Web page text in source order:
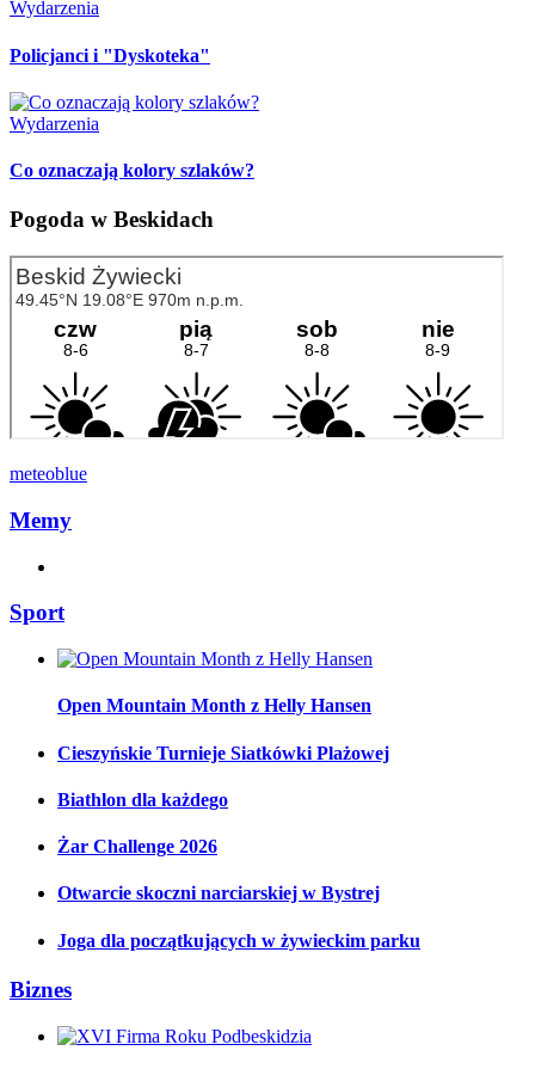
Wydarzenia
Policjanci i "Dyskoteka"
Wydarzenia
Co oznaczają kolory szlaków?
Pogoda w Beskidach
meteoblue
Memy
Sport
Open Mountain Month z Helly Hansen
Cieszyńskie Turnieje Siatkówki Plażowej
Biathlon dla każdego
Żar Challenge 2026
Otwarcie skoczni narciarskiej w Bystrej
Joga dla początkujących w żywieckim parku
Biznes